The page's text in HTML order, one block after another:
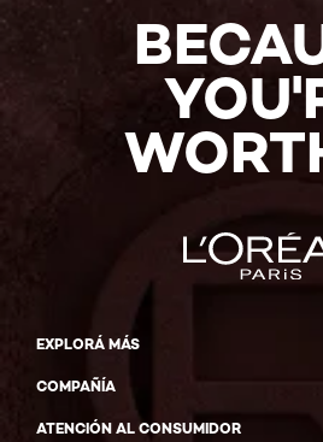
EXPLORÁ MÁS
COMPAÑÍA
ATENCIÓN AL CONSUMIDOR